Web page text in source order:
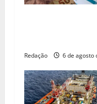
Redação 6 de agosto